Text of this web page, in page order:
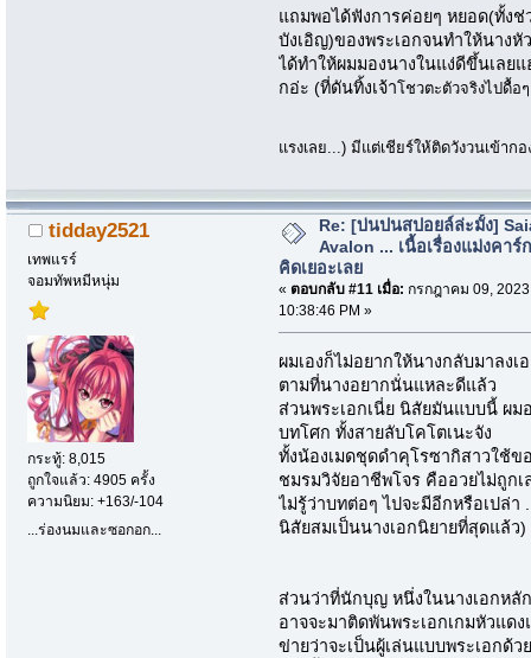
แถมพอได้ฟังการค่อยๆ หยอด(ทั้งช่
บังเอิญ)ของพระเอกจนทำให้นาง
ได้ทำให้ผมมองนางในแง่ดีขึ้นเลยแ
กอ่ะ (ที่ดันทิ้งเจ้าโชวตะตัวจริงไปดื้อ
แรงเลย...) มีแต่เชียร์ให้ติดวังวนเข้า
tidday2521
เทพแรร์
จอมทัพหมีหนุ่ม
กระทู้: 8,015
ถูกใจแล้ว: 4905 ครั้ง
ความนิยม: +163/-104
...ร่องนมและซอกอก...
Re: [บ่นปนสปอยล์ล่ะมั้ง]
Avalon ... เนื้อเรื่องแม่งคาร์
คิดเยอะเลย
« ตอบกลับ #11 เมื่อ: กรกฎาคม 09,
10:38:46 PM »
ผมเองก็ไม่อยากให้นางกลับมาลง
ตามที่นางอยากนั่นแหละดีแล้ว
ส่วนพระเอกเนี่ย นิสัยมันแบบนี้ ผม
บทโศก ทั้งสายลับโคโตเนะจัง
ทั้งน้องเมดชุดดำคุโรซากิสาวใช้ข
ชมรมวิจัยอาชีพโจร คืออวยไม่ถูก
ไม่รู้ว่าบทต่อๆ ไปจะมีอีกหรือเปล่
นิสัยสมเป็นนางเอกนิยายที่สุดแล้ว)
ส่วนว่าที่นักบุญ หนึ่งในนางเอกหลั
อาจจะมาติดพันพระเอกเกมหัวแด
ข่ายว่าจะเป็นผู้เล่นแบบพระเอกด้ว